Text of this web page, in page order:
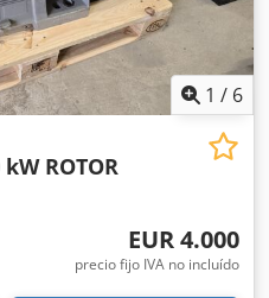
1 / 6
ROTOR
EUR 4.000
precio fijo IVA no incluído